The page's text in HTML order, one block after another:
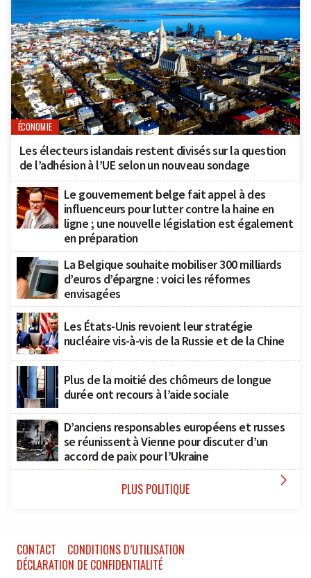
ÉCONOMIE
Les électeurs islandais restent divisés sur la question
de l’adhésion à l’UE selon un nouveau sondage
Le gouvernement belge fait appel à des
influenceurs pour lutter contre la haine en
ligne ; une nouvelle législation est également
en préparation
La Belgique souhaite mobiliser 300 milliards
d’euros d’épargne : voici les réformes
envisagées
Les États-Unis revoient leur stratégie
nucléaire vis-à-vis de la Russie et de la Chine
Plus de la moitié des chômeurs de longue
durée ont recours à l’aide sociale
D’anciens responsables européens et russes
se réunissent à Vienne pour discuter d’un
accord de paix pour l’Ukraine
PLUS POLITIQUE 
CONTACT
CONDITIONS D’UTILISATION
DÉCLARATION DE CONFIDENTIALITÉ